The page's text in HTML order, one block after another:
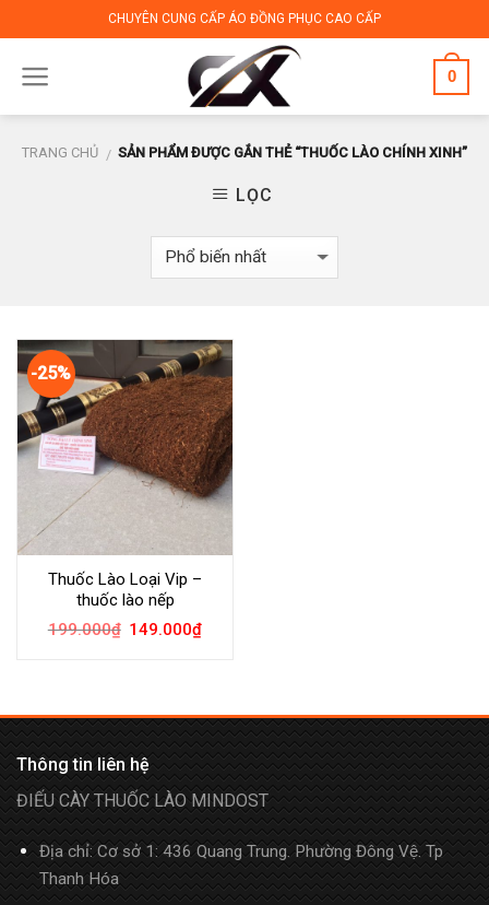
to
content
CHUYÊN CUNG CẤP ÁO ĐỒNG PHỤC CAO CẤP
0
TRANG CHỦ / SẢN PHẨM ĐƯỢC GẮN THẺ “THUỐC LÀO CHÍNH XINH”
LỌC
-25%
Thuốc Lào Loại Vip –
thuốc lào nếp
199.000₫ 149.000₫
Thông tin liên hệ
ĐIẾU CÀY THUỐC LÀO MINDOST
Địa chỉ: Cơ sở 1: 436 Quang Trung. Phường Đông Vệ. Tp
Thanh Hóa